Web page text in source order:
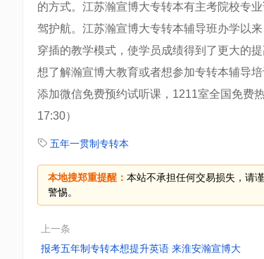
的方式。江苏瀚宣博大专转本有主考院校专
驾护航。江苏瀚宣博大专转本辅导班办学以
穿插的教学模式，使学员成绩得到了更大的提
想了解瀚宣博大教育或者想参加专转本辅导
添加微信免费预约试听课，1211室全国免费
17:30）
五年一贯制专转本
本地搜郑重提醒： 本站不承担任何交易损失，请
警惕。
上一条
报考五年制专转本想提升英语 来淮安瀚宣博大